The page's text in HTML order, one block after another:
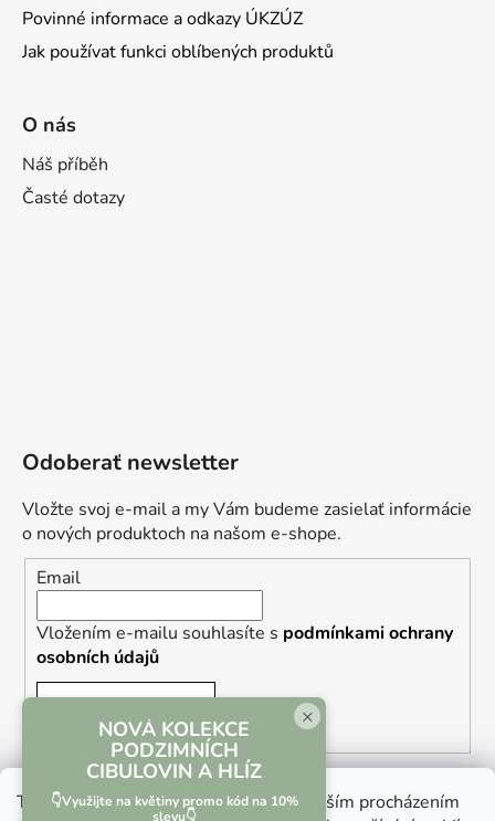
Tento web používá soubory cookie. Dalším procházením
Povinné informace a odkazy ÚKZÚZ
Jak používat funkci oblíbených produktů
O nás
Náš příběh
Časté dotazy
Odoberať newsletter
Vložte svoj e-mail a my Vám budeme zasielať informácie
o nových produktoch na našom e-shope.
Email
Vložením e-mailu souhlasíte s podmínkami ochrany
osobních údajů
×
NOVÁ KOLEKCE
PODZIMNÍCH
CIBULOVIN A HLÍZ
👇Využijte na květiny promo kód na 10%
slevu👇